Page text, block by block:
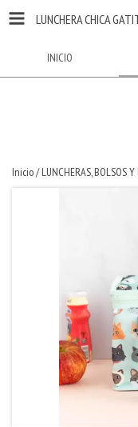
LUNCHERA CHICA
INICIO
Inicio/ LUNCHERAS, BOLSOS